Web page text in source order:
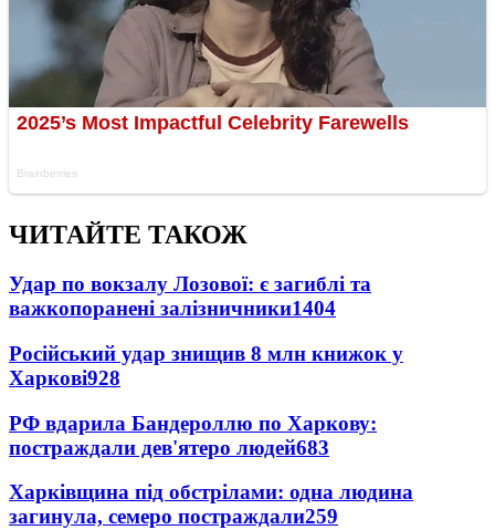
ЧИТАЙТЕ ТАКОЖ
Удар по вокзалу Лозової: є загиблі та
важкопоранені залізничники1404
Російський удар знищив 8 млн книжок у
Харкові928
РФ вдарила Бандероллю по Харкову:
постраждали дев'ятеро людей683
Харківщина під обстрілами: одна людина
загинула, семеро постраждали259